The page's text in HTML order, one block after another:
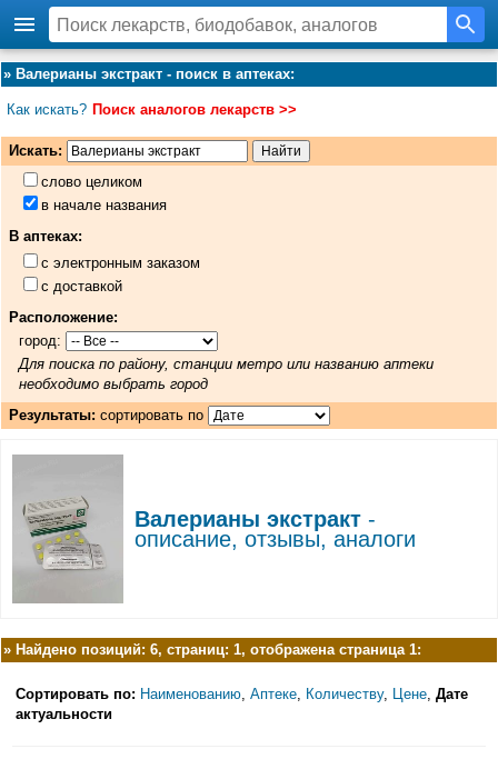
» Валерианы экстракт - поиск в аптеках:
Как искать? Поиск аналогов лекарств >>
Искать:
слово целиком
в начале названия
В аптеках:
с электронным заказом
с доставкой
Расположение:
город:
Для поиска по району, станции метро или названию аптеки
необходимо выбрать город
Результаты: сортировать по
Валерианы экстракт-
описание, отзывы, аналоги
» Найдено позиций: 6, страниц: 1, отображена страница 1:
Сортировать по: Наименованию Аптеке Количеству, Цене Дате
актуальности